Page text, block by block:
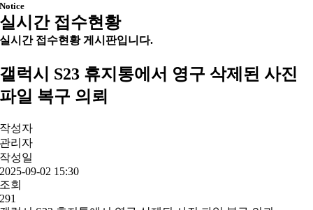
Notice
실시간 접수현황
실시간 접수현황 게시판입니다.
갤럭시 S23 휴지통에서 영구 삭제된 사진
파일 복구 의뢰
작성자
관리자
작성일
2025-09-02 15:30
조회
291